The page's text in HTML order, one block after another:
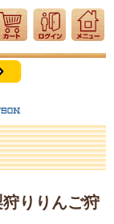
りりんご狩